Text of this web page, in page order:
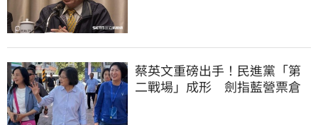
蔡英文重磅出手！民進黨「第
二戰場」成形 劍指藍營票倉